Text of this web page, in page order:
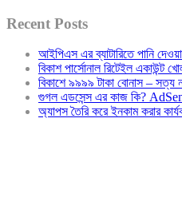
Recent Posts
আইপিএস এর ব্যাটারিতে পানি
বিকাশ পার্সোনাল রিটেইল একাউন্ট
বিকাশে ৯৯৯৯ টাকা বোনাস – সত্য
গুগল এডসেন্স এর কাজ কি?
অ্যাপস তৈরি করে ইনকাম করার